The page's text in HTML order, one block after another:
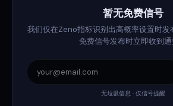
暂无免费信号
我们仅在Zeno指标识别出高概率设置时发
免费信号发布时立即收到通
无垃圾信息 · 仅信号提醒